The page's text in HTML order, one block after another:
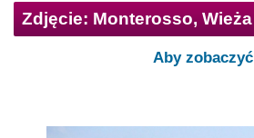
Zdjęcie: Monterosso,
Aby